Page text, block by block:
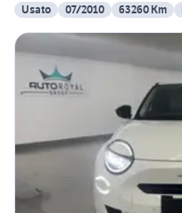
Usato
07/2010 63260 Km